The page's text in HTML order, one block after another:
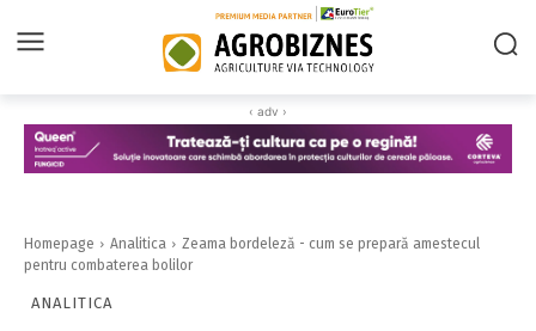
‹ adv ›
Homepage Analitica
Zeama bordeleză - cum se prepară amestecul
pentru combaterea bolilor
ANALITICA